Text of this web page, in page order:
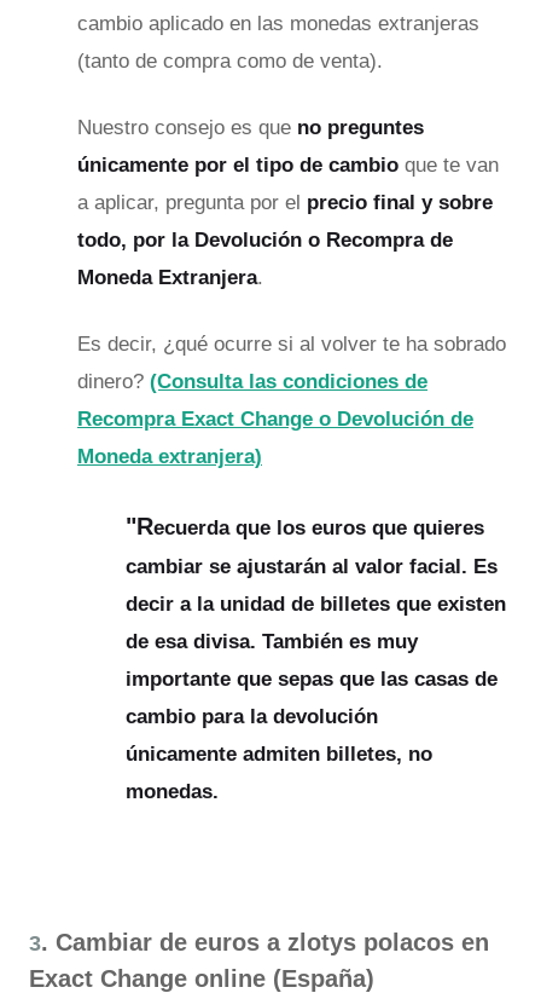
cambio aplicado en las monedas extranjeras
(tanto de compra como de venta).
Nuestro consejo es que no preguntes
únicamente por el tipo de cambio que te van
a aplicar, pregunta por el precio final y sobre
todo, por la Devolución o Recompra de
Moneda Extranjera.
Es decir, ¿qué ocurre si al volver te ha sobrado
dinero? (Consulta las condiciones de
Recompra Exact Change o Devolución de
Moneda extranjera)
"Recuerda que los euros que quieres
cambiar se ajustarán al valor facial. Es
decir a la unidad de billetes que existen
de esa divisa. También es muy
importante que sepas que las casas de
cambio para la devolución
únicamente admiten billetes, no
monedas.
3. Cambiar de euros a zlotys polacos en
Exact Change online (España)